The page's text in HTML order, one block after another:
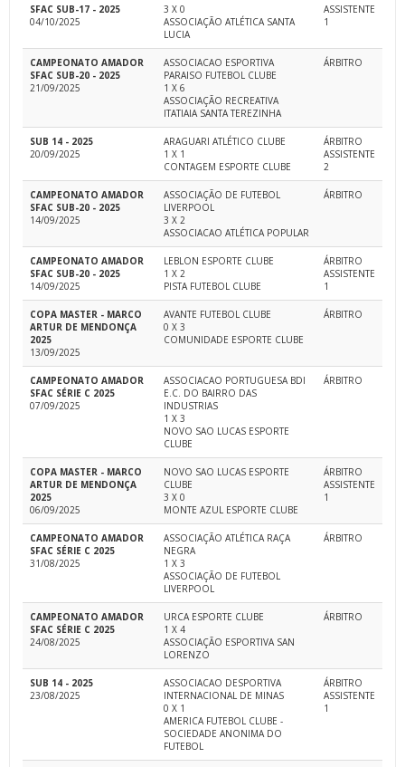
SFAC SUB-17 - 2025
04/10/2025
3 X 0
ASSOCIAÇÃO ATLÉTICA SANTA
LUCIA
ASSISTENTE
1
CAMPEONATO AMADOR
SFAC SUB-20 - 2025
21/09/2025
ASSOCIACAO ESPORTIVA
PARAISO FUTEBOL CLUBE
1 X 6
ASSOCIAÇÃO RECREATIVA
ITATIAIA SANTA TEREZINHA
ÁRBITRO
SUB 14 - 2025
20/09/2025
ARAGUARI ATLÉTICO CLUBE
1 X 1
CONTAGEM ESPORTE CLUBE
ÁRBITRO
ASSISTENTE
2
CAMPEONATO AMADOR
SFAC SUB-20 - 2025
14/09/2025
ASSOCIAÇÃO DE FUTEBOL
LIVERPOOL
3 X 2
ASSOCIACAO ATLÉTICA POPULAR
ÁRBITRO
CAMPEONATO AMADOR
SFAC SUB-20 - 2025
14/09/2025
LEBLON ESPORTE CLUBE
1 X 2
PISTA FUTEBOL CLUBE
ÁRBITRO
ASSISTENTE
1
COPA MASTER - MARCO
ARTUR DE MENDONÇA
2025
13/09/2025
AVANTE FUTEBOL CLUBE
0 X 3
COMUNIDADE ESPORTE CLUBE
ÁRBITRO
CAMPEONATO AMADOR
SFAC SÉRIE C 2025
07/09/2025
ASSOCIACAO PORTUGUESA BDI
E.C. DO BAIRRO DAS
INDUSTRIAS
1 X 3
NOVO SAO LUCAS ESPORTE
CLUBE
ÁRBITRO
COPA MASTER - MARCO
ARTUR DE MENDONÇA
2025
06/09/2025
NOVO SAO LUCAS ESPORTE
CLUBE
3 X 0
MONTE AZUL ESPORTE CLUBE
ÁRBITRO
ASSISTENTE
1
CAMPEONATO AMADOR
SFAC SÉRIE C 2025
31/08/2025
ASSOCIAÇÃO ATLÉTICA RAÇA
NEGRA
1 X 3
ASSOCIAÇÃO DE FUTEBOL
LIVERPOOL
ÁRBITRO
CAMPEONATO AMADOR
SFAC SÉRIE C 2025
24/08/2025
URCA ESPORTE CLUBE
1 X 4
ASSOCIAÇÃO ESPORTIVA SAN
LORENZO
ÁRBITRO
SUB 14 - 2025
23/08/2025
ASSOCIACAO DESPORTIVA
INTERNACIONAL DE MINAS
0 X 1
AMERICA FUTEBOL CLUBE -
SOCIEDADE ANONIMA DO
FUTEBOL
ÁRBITRO
ASSISTENTE
1